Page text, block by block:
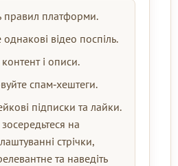
правил платформи.
однакові відео поспіль.
контент і описи.
спам‑хештеги.
підписки та лайки.
на
стрічки,
та наведіть